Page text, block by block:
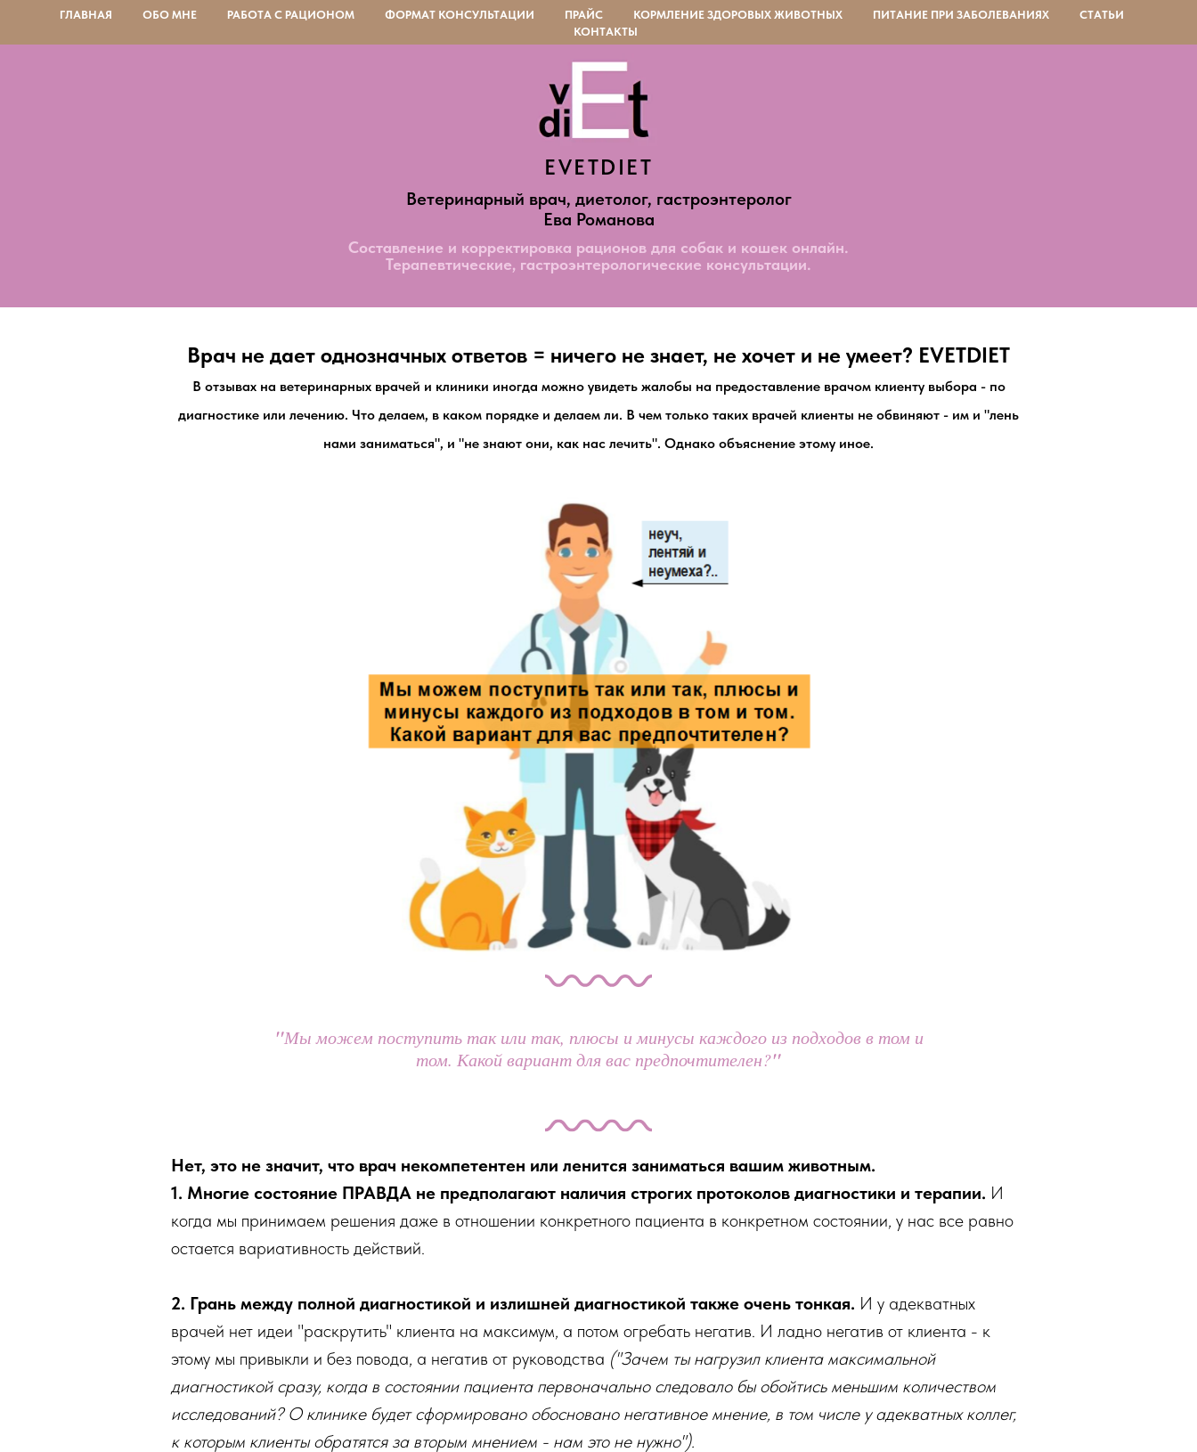
ГЛАВНАЯ ОБО МНЕ РАБОТА С РАЦИОНОМ ФОРМАТ КОНСУЛЬТАЦИИ ПРАЙС КОРМЛЕНИЕ ЗДОРОВЫХ ЖИВОТНЫХ ПИТАНИЕ ПРИ ЗАБОЛЕВАНИЯХ
СТАТЬИ
КОНТАКТЫ
EVETDIET
Ветеринарный врач, диетолог, гастроэнтеролог
Ева Романова
Составление и корректировка рационов для собак и кошек онлайн.
Терапевтические, гастроэнтерологические консультации.
Врач не дает однозначных ответов = ничего не знает, не хочет и не умеет? EVETDIET
В отзывах на ветеринарных врачей и клиники иногда можно увидеть жалобы на предоставление врачом клиенту выбора - по
диагностике или лечению. Что делаем, в каком порядке и делаем ли. В чем только таких врачей клиенты не обвиняют - им и "лень
нами заниматься", и "не знают они, как нас лечить". Однако объяснение этому иное.
"Мы можем поступить так или так, плюсы и минусы каждого из подходов в том и
том. Какой вариант для вас предпочтителен?"
Нет, это не значит, что врач некомпетентен или ленится заниматься вашим животным.
1. Многие состояние ПРАВДА не предполагают наличия строгих протоколов диагностики и терапии. И
когда мы принимаем решения даже в отношении конкретного пациента в конкретном состоянии, у нас все равно
остается вариативность действий.
2. Грань между полной диагностикой и излишней диагностикой также очень тонкая. И у адекватных
врачей нет идеи "раскрутить" клиента на максимум, а потом огребать негатив. И ладно негатив от клиента - к
этому мы привыкли и без повода, а негатив от руководства ("Зачем ты нагрузил клиента максимальной
диагностикой сразу, когда в состоянии пациента первоначально следовало бы обойтись меньшим количеством
исследований? О клинике будет сформировано обосновано негативное мнение, в том числе у адекватных коллег,
к которым клиенты обратятся за вторым мнением - нам это не нужно").